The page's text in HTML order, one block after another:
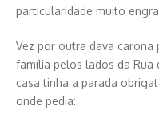
particularidade muito
Vez por outra dava
família pelos lados da Rua
casa tinha a parada
onde pedia: